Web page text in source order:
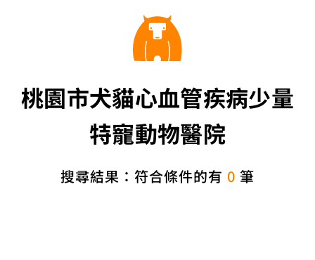
桃園市犬貓心血管疾病少量
特寵動物醫院
搜尋結果：符合條件的有 0 筆